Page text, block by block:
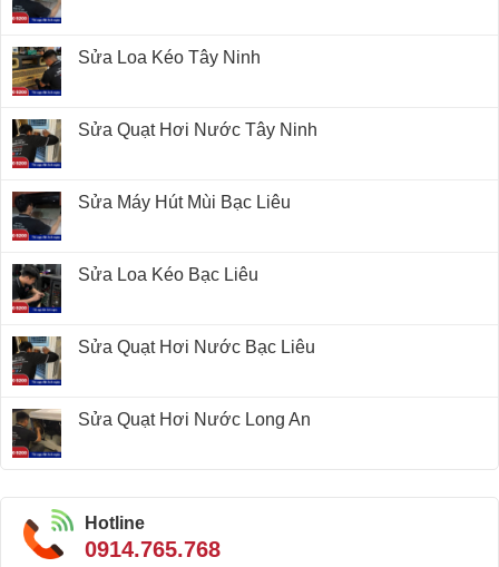
Sửa Loa Kéo Tây Ninh
Sửa Quạt Hơi Nước Tây Ninh
Sửa Máy Hút Mùi Bạc Liêu
Sửa Loa Kéo Bạc Liêu
Sửa Quạt Hơi Nước Bạc Liêu
Sửa Quạt Hơi Nước Long An
Hotline
0914.765.768